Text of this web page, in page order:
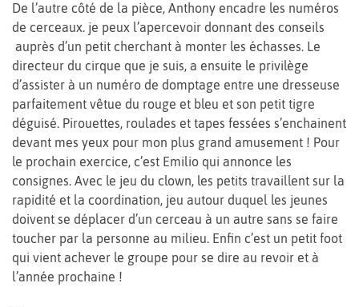
De l’autre côté de la pièce, Anthony encadre les numéros
de cerceaux. je peux l’apercevoir donnant des conseils
auprès d’un petit cherchant à monter les échasses. Le
directeur du cirque que je suis, a ensuite le privilège
d’assister à un numéro de domptage entre une dresseuse
parfaitement vêtue du rouge et bleu et son petit tigre
déguisé. Pirouettes, roulades et tapes fessées s’enchainent
devant mes yeux pour mon plus grand amusement ! Pour
le prochain exercice, c’est Emilio qui annonce les
consignes. Avec le jeu du clown, les petits travaillent sur la
rapidité et la coordination, jeu autour duquel les jeunes
doivent se déplacer d’un cerceau à un autre sans se faire
toucher par la personne au milieu. Enfin c’est un petit foot
qui vient achever le groupe pour se dire au revoir et à
l’année prochaine !